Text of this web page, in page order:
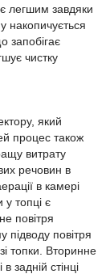
легшим завдяки
накопичується
запобігає
чистку
який
процес також
витрату
речовин в
в камері
топці є
повітря
підводу повітря
топки. Вторинне
задній стінці